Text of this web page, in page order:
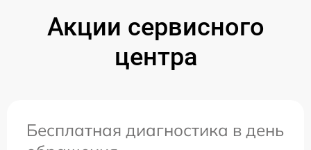
Акции сервисного
центра
Бесплатная диагностика в день